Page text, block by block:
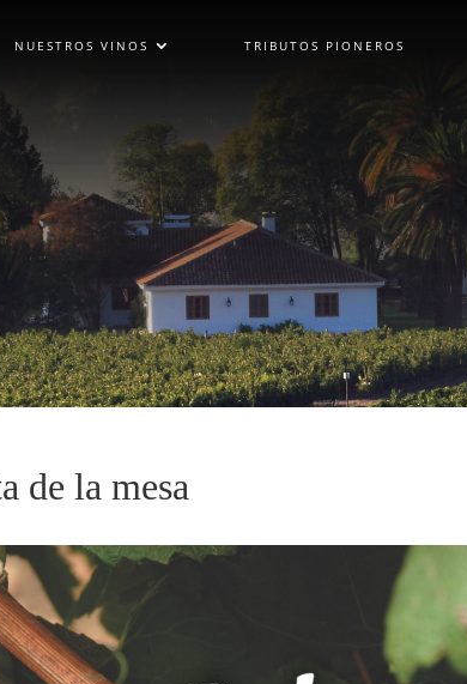
NUESTROS VINOS TRIBUTOS PIONEROS
de la mesa